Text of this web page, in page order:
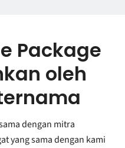
Package
oleh
dengan mitra
yang sama dengan kami